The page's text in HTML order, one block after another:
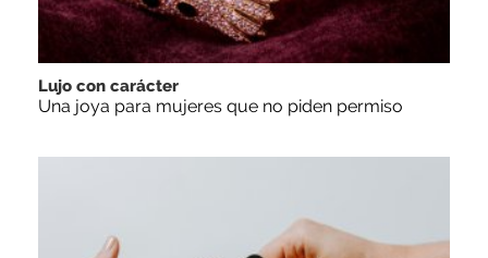
Lujo con carácter
Una joya para mujeres que no piden permiso